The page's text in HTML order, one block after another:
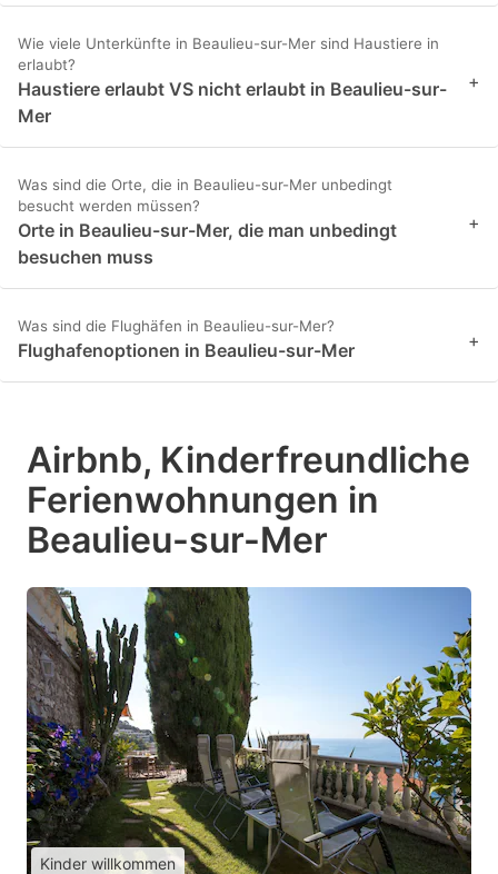
Wie viele Unterkünfte in Beaulieu-sur-Mer sind Haustiere in
erlaubt?
Haustiere erlaubt VS nicht erlaubt in Beaulieu-sur-
Mer
+
Was sind die Orte, die in Beaulieu-sur-Mer unbedingt
besucht werden müssen?
Orte in Beaulieu-sur-Mer, die man unbedingt
besuchen muss
+
Was sind die Flughäfen in Beaulieu-sur-Mer?
Flughafenoptionen in Beaulieu-sur-Mer +
Airbnb, Kinderfreundliche
Ferienwohnungen in
Beaulieu-sur-Mer
Kinder willkommen